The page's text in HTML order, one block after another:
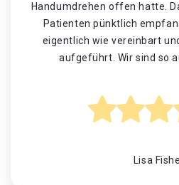
Handumdrehen offen hatte.
Patienten pünktlich
eigentlich wie vereinbart
aufgeführt. Wir sind so
Lisa